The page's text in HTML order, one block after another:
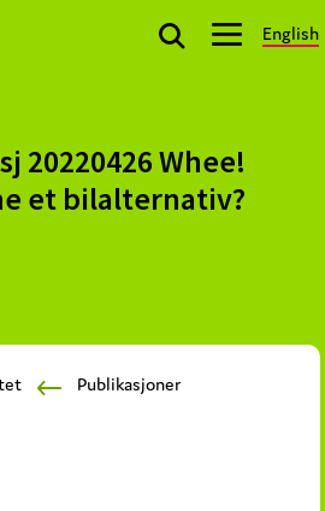
English
20220426 Whee!
et bilalternativ?
Publikasjoner